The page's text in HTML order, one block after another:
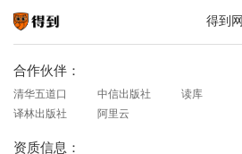
得到
合作伙伴：
清华五道口 中信出版社 读库
译林出版社
阿里云
资质信息：